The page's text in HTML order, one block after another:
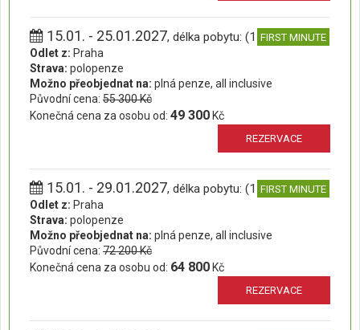
15.01. - 25.01.2027, délka pobytu: (11 dní)FIRST MINUTE
Odlet z: Praha
Strava: polopenze
Možno přeobjednat na: plná penze, all inclusive
Původní cena: 55 300 Kč
Konečná cena za osobu od: 49 300 Kč
REZERVACE
15.01. - 29.01.2027, délka pobytu: (15 dní)FIRST MINUTE
Odlet z: Praha
Strava: polopenze
Možno přeobjednat na: plná penze, all inclusive
Původní cena: 72 200 Kč
Konečná cena za osobu od: 64 800 Kč
REZERVACE